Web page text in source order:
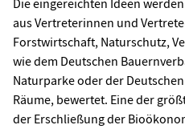
Die eingereichten Ideen
aus Vertreterinnen und
Forstwirtschaft, Naturschutz,
wie dem Deutschen
Naturparke oder der
Räume, bewertet. Eine der
der Erschließung der